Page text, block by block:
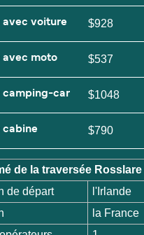
avec voiture $928
avec moto $537
camping-car $1048
cabine $790
de la traversée
de départ
l'Irlande
la France